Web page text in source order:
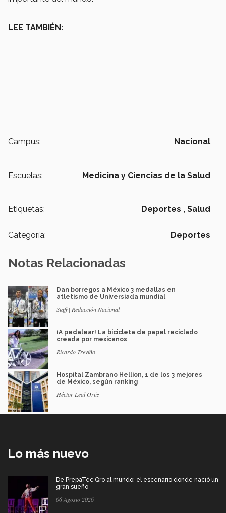
LEE TAMBIÉN:
Campus: Nacional
Escuelas: Medicina y Ciencias de la Salud
Etiquetas: Deportes , Salud
Categoría: Deportes
Notas Relacionadas
Dan borregos a México 3 medallas en
atletismo de Universiada mundial
Staff | Redacción Nacional
¡A pedalear! La bicicleta de papel reciclado
creada por mexicanos
Ricardo Treviño
Hospital Zambrano Hellion, 1 de los 3 mejores
de México, según ranking
Héctor Leal Ortiz
Lo más nuevo
De PrepaTec Qro al mundo: el escenario donde nació un
gran sueño
06 Agosto 2026